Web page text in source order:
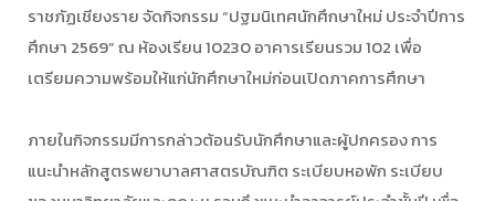
ราชภัฏเชียงราย จัดกิจกรรม “ปฐมนิเทศนักศึกษาใหม่ ประจำปีการ
ศึกษา 2569” ณ ห้องเรียน 10230 อาคารเรียนรวม 102 เพื่อ
เตรียมความพร้อมให้แก่นักศึกษาใหม่ก่อนเปิดภาคการศึกษา
ภายในกิจกรรมมีการกล่าวต้อนรับนักศึกษาและผู้ปกครอง การ
แนะนำหลักสูตรพยาบาลศาสตรบัณฑิต ระเบียบหอพัก ระเบียบ